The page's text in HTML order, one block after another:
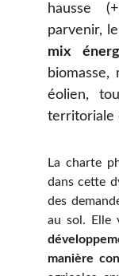
hausse
parvenir,
mix
biomasse,
éolien,
territoriale
La charte
dans cette
des
au sol. Elle
manière